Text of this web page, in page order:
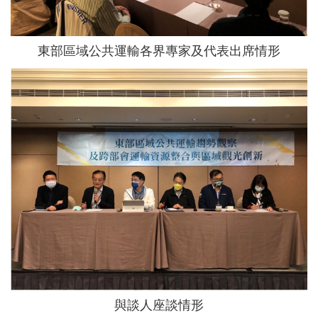
東部區域公共運輸各界專家及代表出席情形
與談人座談情形